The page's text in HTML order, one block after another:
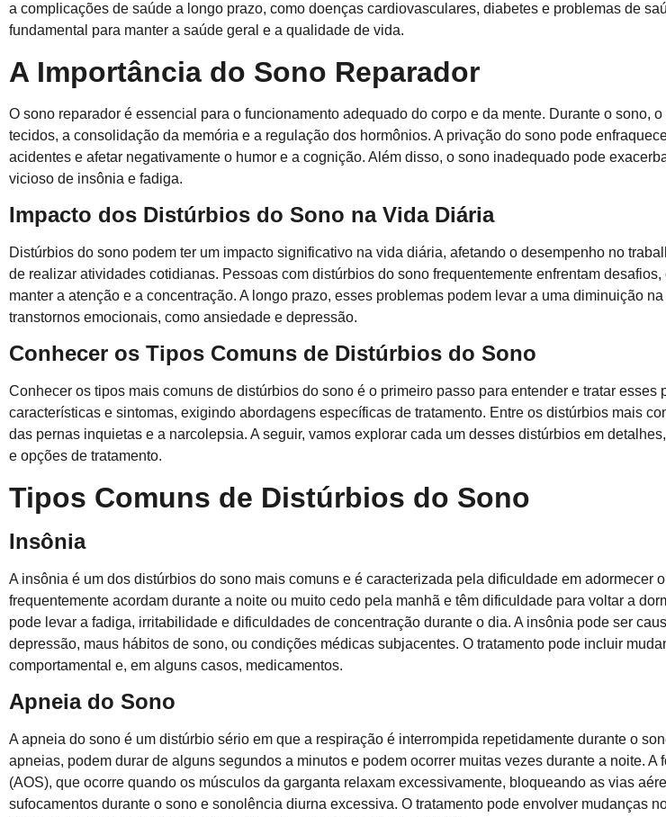
a complicações de saúde a longo prazo, como doenças cardiovasculares, diabetes e problemas de
fundamental para manter a saúde geral e a qualidade de vida.
A Importância do Sono Reparador
O sono reparador é essencial para o funcionamento adequado do corpo e da mente. Durante o sono,
tecidos, a consolidação da memória e a regulação dos hormônios. A privação do sono pode
acidentes e afetar negativamente o humor e a cognição. Além disso, o sono inadequado pode
vicioso de insônia e fadiga.
Impacto dos Distúrbios do Sono na Vida Diária
Distúrbios do sono podem ter um impacto significativo na vida diária, afetando o desempenho no
de realizar atividades cotidianas. Pessoas com distúrbios do sono frequentemente enfrentam
manter a atenção e a concentração. A longo prazo, esses problemas podem levar a uma diminuição
transtornos emocionais, como ansiedade e depressão.
Conhecer os Tipos Comuns de Distúrbios do Sono
Conhecer os tipos mais comuns de distúrbios do sono é o primeiro passo para entender e tratar
características e sintomas, exigindo abordagens específicas de tratamento. Entre os distúrbios mais
das pernas inquietas e a narcolepsia. A seguir, vamos explorar cada um desses distúrbios em
e opções de tratamento.
Tipos Comuns de Distúrbios do Sono
Insônia
A insônia é um dos distúrbios do sono mais comuns e é caracterizada pela dificuldade em adormecer
frequentemente acordam durante a noite ou muito cedo pela manhã e têm dificuldade para voltar a
pode levar a fadiga, irritabilidade e dificuldades de concentração durante o dia. A insônia pode ser
depressão, maus hábitos de sono, ou condições médicas subjacentes. O tratamento pode incluir
comportamental e, em alguns casos, medicamentos.
Apneia do Sono
A apneia do sono é um distúrbio sério em que a respiração é interrompida repetidamente durante o
apneias, podem durar de alguns segundos a minutos e podem ocorrer muitas vezes durante a noite.
(AOS), que ocorre quando os músculos da garganta relaxam excessivamente, bloqueando as vias
sufocamentos durante o sono e sonolência diurna excessiva. O tratamento pode envolver mudanças